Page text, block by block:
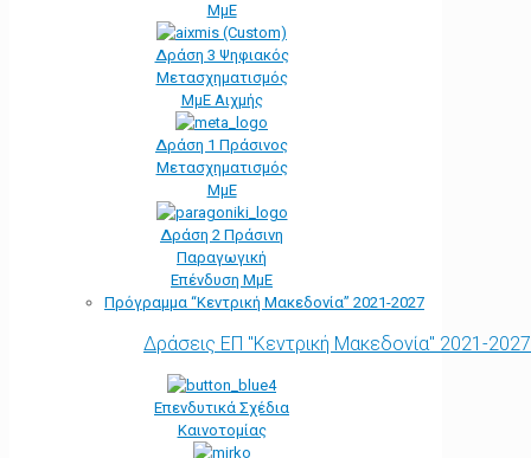
ΜμΕ
Δράση 3 Ψηφιακός
Μετασχηματισμός
ΜμΕ Αιχμής
Δράση 1 Πράσινος
Μετασχηματισμός
ΜμΕ
Δράση 2 Πράσινη
Παραγωγική
Επένδυση ΜμΕ
Πρόγραμμα “Κεντρική Μακεδονία” 2021-2027
Δράσεις ΕΠ "Κεντρική Μακεδονία" 2021-2027
Επενδυτικά Σχέδια
Καινοτομίας